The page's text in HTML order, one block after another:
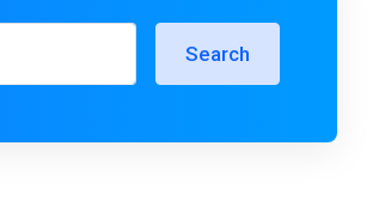
Search